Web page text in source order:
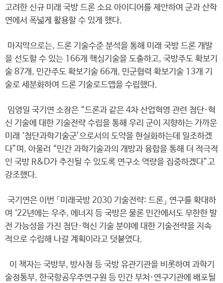
고려한 신규 미래 국방 드론 소요 아이디어를 제안하여 군과 산학
연에서 폭넓게 활용할 수 있게 했다.
마지막으로는, 드론 기술수준 분석을 통해 미래 국방 드론 개발
을 선도할 수 있는 166개 핵심기술을 도출하고, 국방주도 확보기
술 87개, 민간주도 확보기술 66개, 민군협력 확보기술 13개 기
술로 세분화하여 드론 기술로드맵을 수립했다.
임영일 국기연 소장은 “드론과 같은 4차 산업혁명 관련 첨단·혁
신 기술에 대한 기술전략 수립을 통해 우리 군이 지향하는 가까운
미래 ‘첨단과학기술군’으로서의 도약을 현실화하는데 일조하겠
다”며, 아울러 “민간 과학기술과의 개방과 융합을 통해 더 적극적
인 국방 R&D가 추진될 수 있도록 연구소 역량을 집중하겠다”고
강조했다.
국기연은 이번 「미래국방 2030 기술전략: 드론」 연구를 확대하
여 ‘22년에는 우주, 에너지 등 국방은 물론 민간에서도 무한한 발
전 가능성을 가진 첨단·혁신 기술 분야에 대한 기술전략을 지속
적으로 수립해 나갈 계획이라고 덧붙였다.
이 책자는 국방부, 방사청 등 국방 유관기관을 비롯하여 과학기
술정통부, 한국항공우주연구원 등 민간 부처·연구기관에 배포될